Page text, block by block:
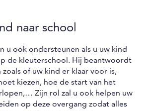
naar school
u ook ondersteunen als u uw kind
de kleuterschool. Hij beantwoordt
zoals of uw kind er klaar voor is,
kiezen, hoe de start van het
Zijn rol zal u ook helpen uw
op deze overgang zodat alles